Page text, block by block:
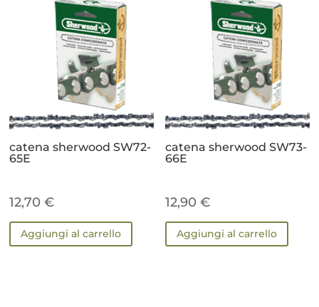
catena sherwood SW72-
65E
12,70€
Aggiungi al carrello
catena sherwood SW73-
66E
12,90€
Aggiungi al carrello